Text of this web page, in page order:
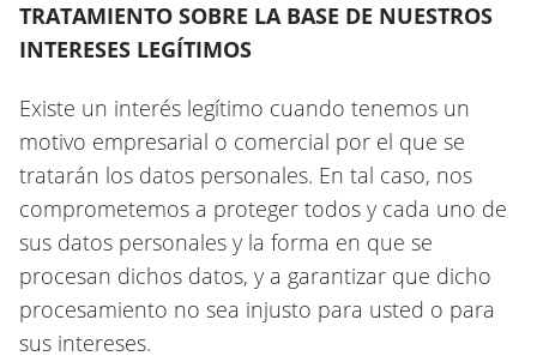
TRATAMIENTO SOBRE LA BASE DE NUESTROS
INTERESES LEGÍTIMOS
Existe un interés legítimo cuando tenemos un
motivo empresarial o comercial por el que se
tratarán los datos personales. En tal caso, nos
comprometemos a proteger todos y cada uno de
sus datos personales y la forma en que se
procesan dichos datos, y a garantizar que dicho
procesamiento no sea injusto para usted o para
sus intereses.